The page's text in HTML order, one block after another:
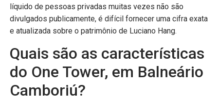
líquido de pessoas privadas muitas vezes não são
divulgados publicamente, é difícil fornecer uma cifra exata
e atualizada sobre o patrimônio de Luciano Hang.
Quais são as características
do One Tower, em Balneário
Camboriú?